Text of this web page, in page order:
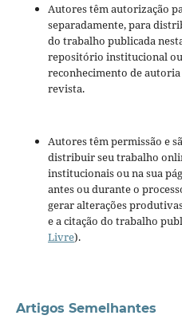
Autores têm autorização
separadamente, para
do trabalho publicada
repositório institucional
reconhecimento de
revista.
Autores têm permissão e
distribuir seu trabalho
institucionais ou na sua
antes ou durante o
gerar alterações
e a citação do trabalho
Livre).
Artigos Semelhantes